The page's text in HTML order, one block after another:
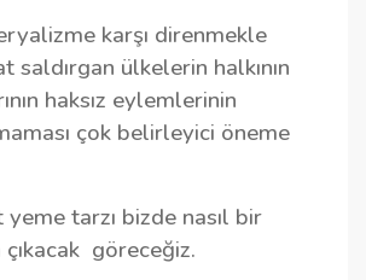
karşı direnmekle
saldırgan ülkelerin halkının
haksız eylemlerinin
çok belirleyici öneme
tarzı bizde nasıl bir
göreceğiz.